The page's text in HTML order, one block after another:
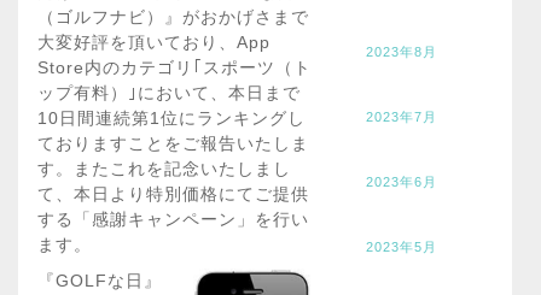
（ゴルフナビ）』がおかげさまで
大変好評を頂いており、App
Store内のカテゴリ｢スポーツ（ト
ップ有料）｣において、本日まで
10日間連続第1位にランキングし
ておりますことをご報告いたしま
す。またこれを記念いたしまし
て、本日より特別価格にてご提供
する「感謝キャンペーン」を行い
ます。
『GOLFな日』
2023年8月
2023年7月
2023年6月
2023年5月